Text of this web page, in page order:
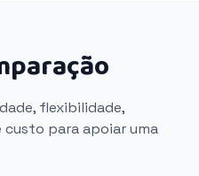
flexibilidade,
para apoiar uma